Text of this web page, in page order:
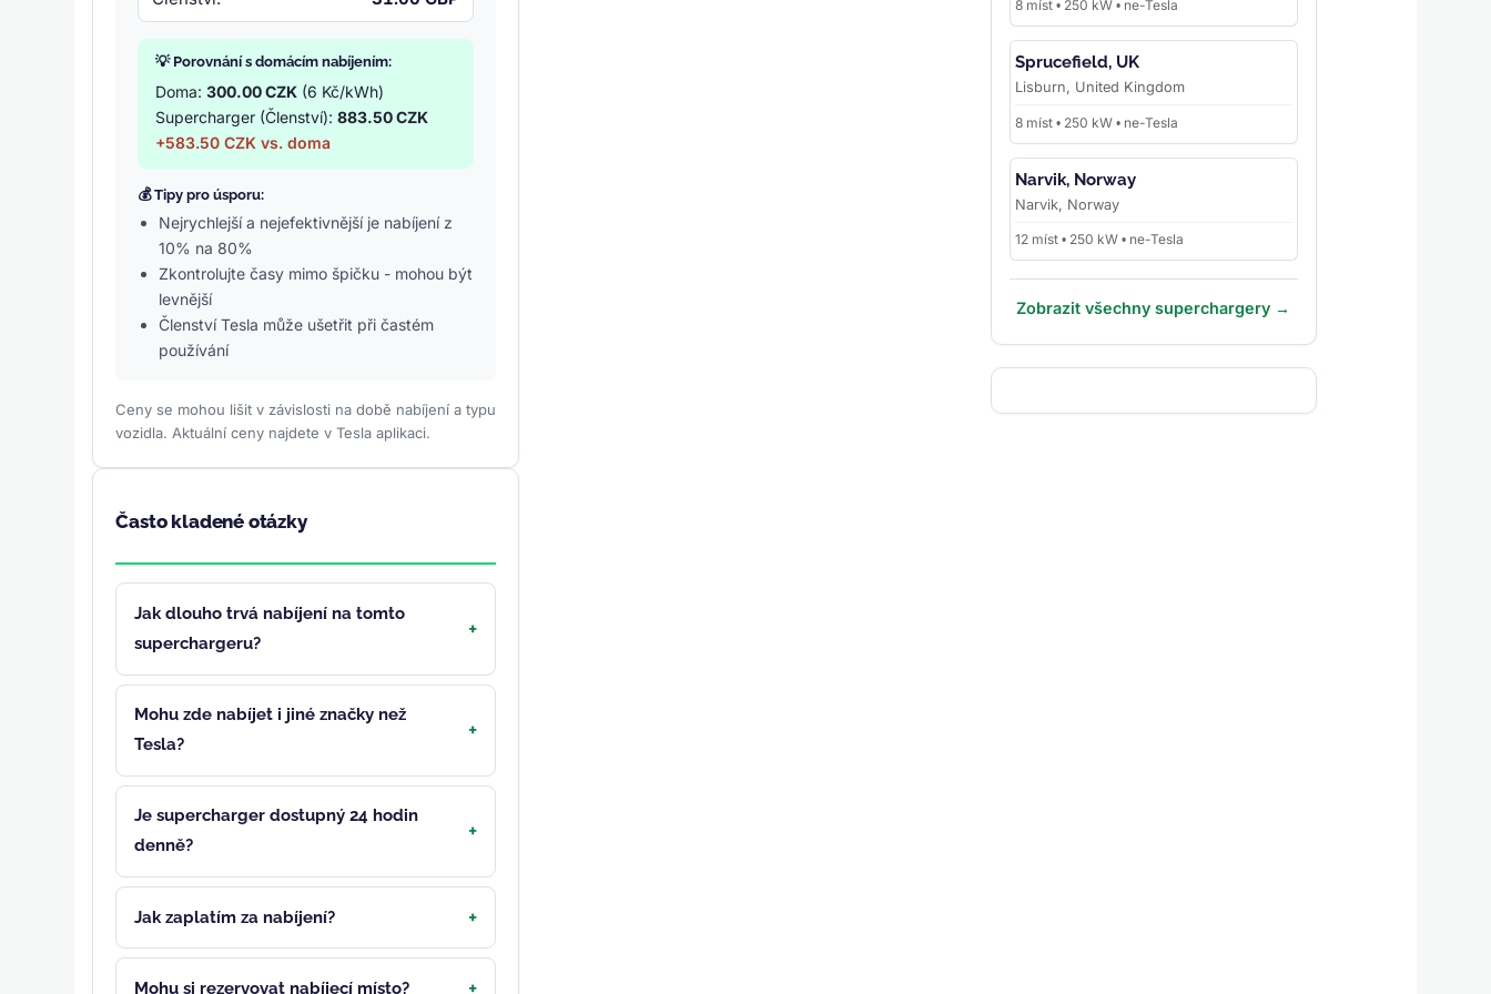
💡 Porovnání s domácím nabíjením:
Doma:300.00 CZK (6 Kč/kWh)
Supercharger (Členství):883.50 CZK
+583.50 CZK vs. doma
💰 Tipy pro úsporu:
Nejrychlejší a nejefektivnější je nabíjení z
10% na 80%
Zkontrolujte časy mimo špičku - mohou být
levnější
Členství Tesla může ušetřit při častém
používání
Ceny se mohou lišit v závislosti na době nabíjení a typu
vozidla. Aktuální ceny najdete v Tesla aplikaci.
Často kladené otázky
Jak dlouho trvá nabíjení na tomto
superchargeru?
Mohu zde nabíjet i jiné značky než
Tesla?
Je supercharger dostupný 24 hodin
denně?
Jak zaplatím za nabíjení?
Mohu si rezervovat nabíjecí místo?
8 míst • 250 kW • ne-Tesla
Sprucefield, UK
Lisburn, United Kingdom
8 míst • 250 kW • ne-Tesla
Narvik, Norway
Narvik, Norway
12 míst • 250 kW • ne-Tesla
Zobrazit všechny superchargery →